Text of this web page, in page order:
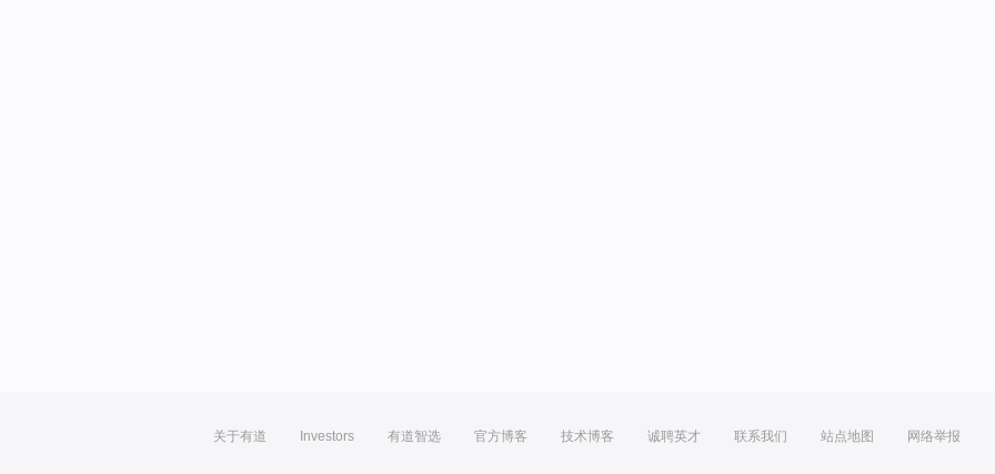
关于有道 Investors 有道智选 官方博客 技术博客 诚聘英才 联系我们 站点地图 网络举报